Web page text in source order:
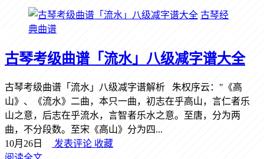
古琴经
典曲谱
古琴考级曲谱「流水」八级减字谱大全
古琴考级曲谱「流水」八级减字谱解析 朱权序云："《高
山》、《流水》二曲，本只一曲，初志在乎高山，言仁者乐
山之意，后志在乎流水，言智者乐水之意。至唐，分为两
曲，不分段数。至宋《高山》分为四...
10月26日
发表评论 收藏